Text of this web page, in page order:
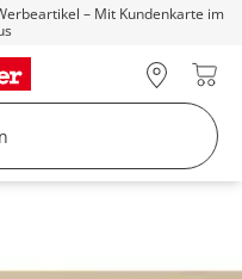
– Mit Kundenkarte im